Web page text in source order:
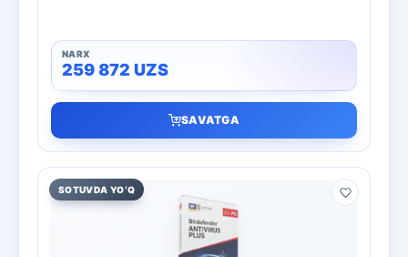
259 872 UZS
SAVATGA
SOTUVDA YO‘Q